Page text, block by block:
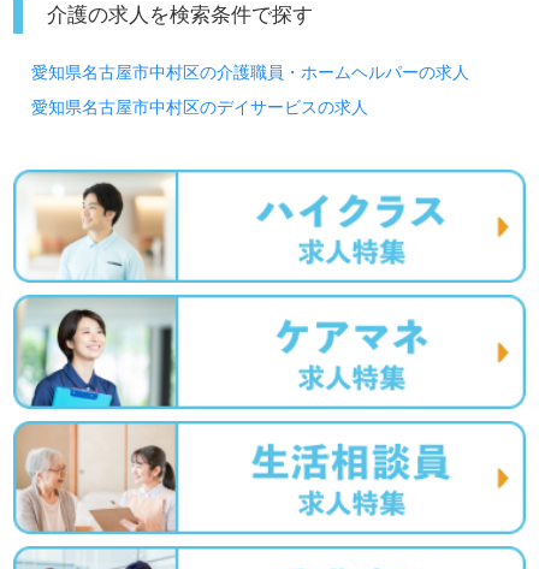
介護の求人を検索条件で探す
愛知県名古屋市中村区の介護職員・ホームヘルパーの求人
愛知県名古屋市中村区のデイサービスの求人